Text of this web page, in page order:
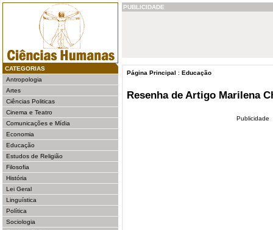
CATEGORIAS
Antropologia
Artes
Ciências Politicas
Cinema e Teatro
Comunicações e Mídia
Economia
Educação
Estudos de Religião
Filosofia
História
Lei Geral
Linguística
Política
Sociologia
PUBLICIDADE
Página Principal : Educação
Resenha de Artigo Marilena
Publicidade